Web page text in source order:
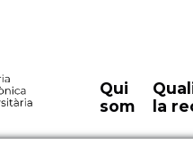
Qui
som
la